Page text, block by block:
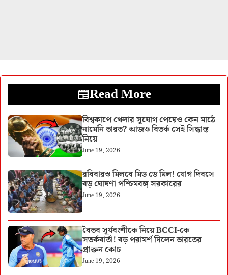
Read More
বিশ্বকাপে খেলার সুযোগ পেয়েও কেন মাঠে
নামেনি ভারত? আজও বিতর্ক সেই সিদ্ধান্ত
নিয়ে
June 19, 2026
রবিবারও মিলবে মিড ডে মিল! যোগ দিবসে
বড় ঘোষণা পশ্চিমবঙ্গ সরকারের
June 19, 2026
বৈভব সূর্যবংশীকে নিয়ে BCCI-কে
সতর্কবার্তা! বড় পরামর্শ দিলেন ভারতের
প্রাক্তন কোচ
June 19, 2026